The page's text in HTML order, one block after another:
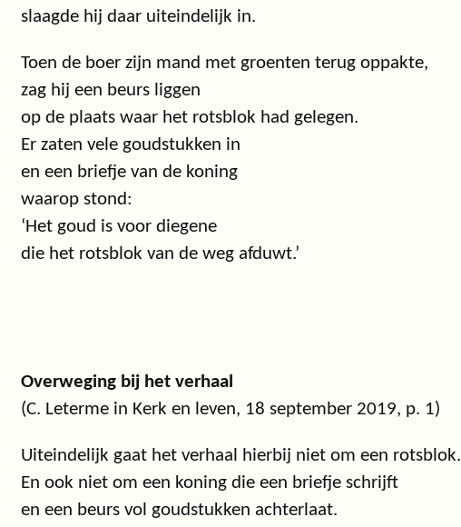
slaagde hij daar uiteindelijk in.
Toen de boer zijn mand met groenten terug oppakte,
zag hij een beurs liggen
op de plaats waar het rotsblok had gelegen.
Er zaten vele goudstukken in
en een briefje van de koning
waarop stond:
‘Het goud is voor diegene
die het rotsblok van de weg afduwt.’
Overweging bij het verhaal
(C. Leterme in Kerk en leven, 18 september 2019, p. 1)
Uiteindelijk gaat het verhaal hierbij niet om een rotsblok.
En ook niet om een koning die een briefje schrijft
en een beurs vol goudstukken achterlaat.